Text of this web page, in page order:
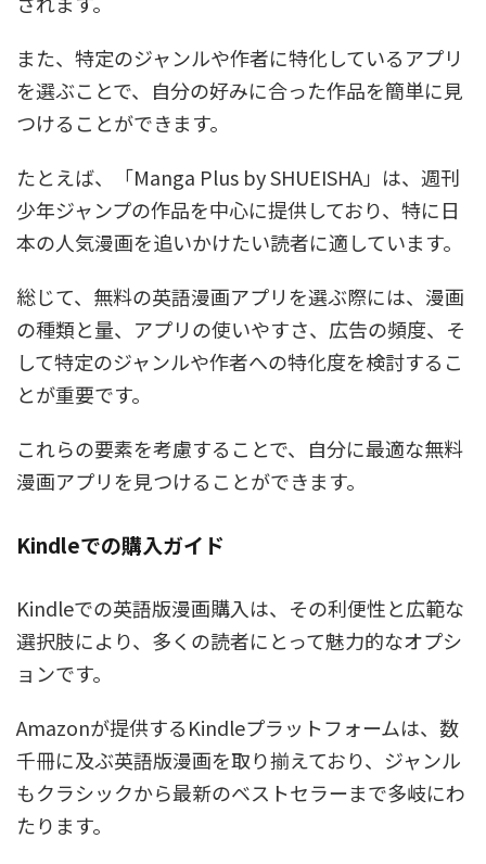
また、特定のジャンルや作者に特化しているアプリ
を選ぶことで、自分の好みに合った作品を簡単に見
つけることができます。
たとえば、「Manga Plus by SHUEISHA」は、週刊
少年ジャンプの作品を中心に提供しており、特に日
本の人気漫画を追いかけたい読者に適しています。
総じて、無料の英語漫画アプリを選ぶ際には、漫画
の種類と量、アプリの使いやすさ、広告の頻度、そ
して特定のジャンルや作者への特化度を検討するこ
とが重要です。
これらの要素を考慮することで、自分に最適な無料
漫画アプリを見つけることができます。
Kindleでの購入ガイド
Kindleでの英語版漫画購入は、その利便性と広範な
選択肢により、多くの読者にとって魅力的なオプシ
ョンです。
Amazonが提供するKindleプラットフォームは、数
千冊に及ぶ英語版漫画を取り揃えており、ジャンル
もクラシックから最新のベストセラーまで多岐にわ
たります。